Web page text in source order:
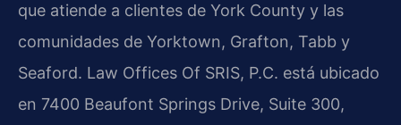
que atiende a clientes de York County y las
comunidades de Yorktown, Grafton, Tabb y
Seaford. Law Offices Of SRIS, P.C. está ubicado
en 7400 Beaufont Springs Drive, Suite 300,